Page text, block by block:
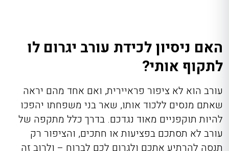
האם ניסיון לכידת עורב יגרום לו
לתקוף אותי?
עורב הוא לא ציפור פראיירית, ואם אחד מהם יראה
שאתם מנסים ללכוד אותו, שאר בני משפחתו יהפכו
להיות תוקפניים מאוד נגדכם. בדרך כלל מתקפה של
עורב לא תסתכם בפציעות או חתכים, והציפור רק